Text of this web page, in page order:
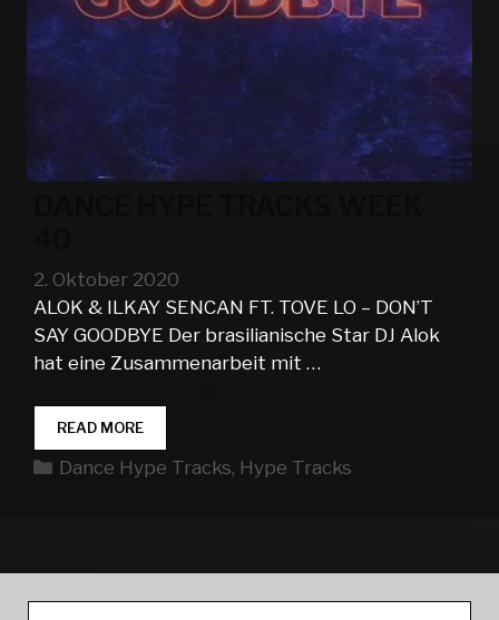
2. Oktober 2020
ALOK & ILKAY SENCAN FT. TOVE LO – DON’T
SAY GOODBYE Der brasilianische Star DJ Alok
hat eine Zusammenarbeit mit …
READ MOREDANCE
HYPE
TRACKS
Kategorien
Dance Hype Tracks, Hype Tracks